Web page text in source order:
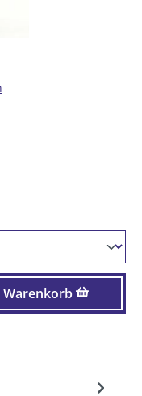
gewünschten
Warenkorb